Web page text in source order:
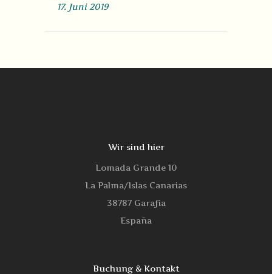
17. Juni 2019
Wir sind hier
Lomada Grande 10
La Palma/Islas Canarias
38787 Garafia
España
Buchung & Kontakt